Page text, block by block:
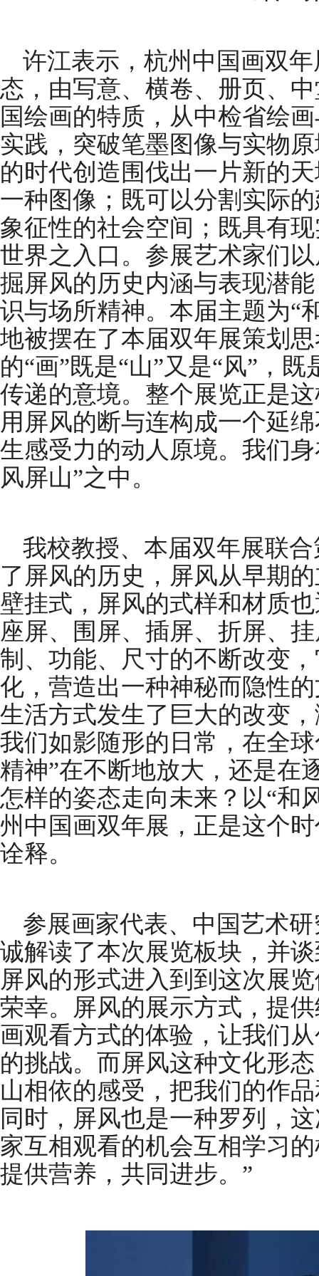
许江表示，杭州中国画双
态，由写意、横卷、册页、
国绘画的特质，从中检省绘
实践，突破笔墨图像与实物
的时代创造围伐出一片新的
一种图像；既可以分割实际
象征性的社会空间；既具有
世界之入口。参展艺术家们
掘屏风的历史内涵与表现潜
识与场所精神。本届主题为“
地被摆在了本届双年展策划
的“画”既是“山”又是“风”，
传递的意境。整个展览正是
用屏风的断与连构成一个延
生感受力的动人原境。我们
风屏山”之中。
我校教授、本届双年展联
了屏风的历史，屏风从早期
壁挂式，屏风的式样和材质
座屏、围屏、插屏、折屏、
制、功能、尺寸的不断改变
化，营造出一种神秘而隐性
生活方式发生了巨大的改变
我们如影随形的日常，在全
精神”在不断地放大，还是在
怎样的姿态走向未来？以“和
州中国画双年展，正是这个
诠释。
参展画家代表、中国艺术
诚解读了本次展览板块，并
屏风的形式进入到到这次展
荣幸。屏风的展示方式，提
画观看方式的体验，让我们
的挑战。而屏风这种文化形
山相依的感受，把我们的作
同时，屏风也是一种罗列，
家互相观看的机会互相学习
提供营养，共同进步。”